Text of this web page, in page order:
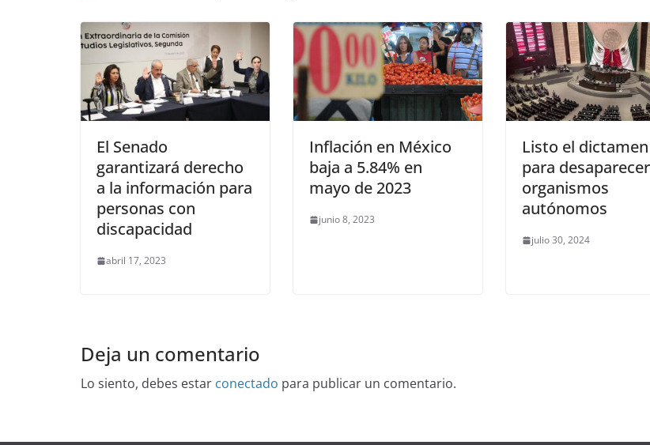
El Senado
garantizará derecho
a la información para
personas con
discapacidad
abril 17, 2023
Inflación en México
baja a 5.84% en
mayo de 2023
junio 8, 2023
Listo el dictamen
para desaparecer
organismos
autónomos
julio 30, 2024
Deja un comentario
Lo siento, debes estar conectado para publicar un comentario.